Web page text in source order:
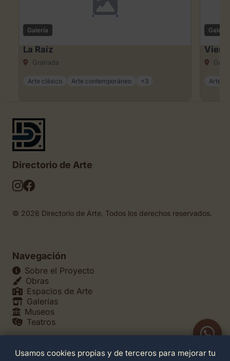
Galería
La Raíz
Granada
Arte clásico Arte contemporáneo +3
Galería
Arte
Directorio de Arte
© 2026 Directorio de Arte. Todos los derechos reservados.
Navegación
Sobre el Proyecto
Obras
Espacios de Arte
Galerías
Museos
Teatros
Legales
Usamos cookies propias y de terceros para mejorar tu